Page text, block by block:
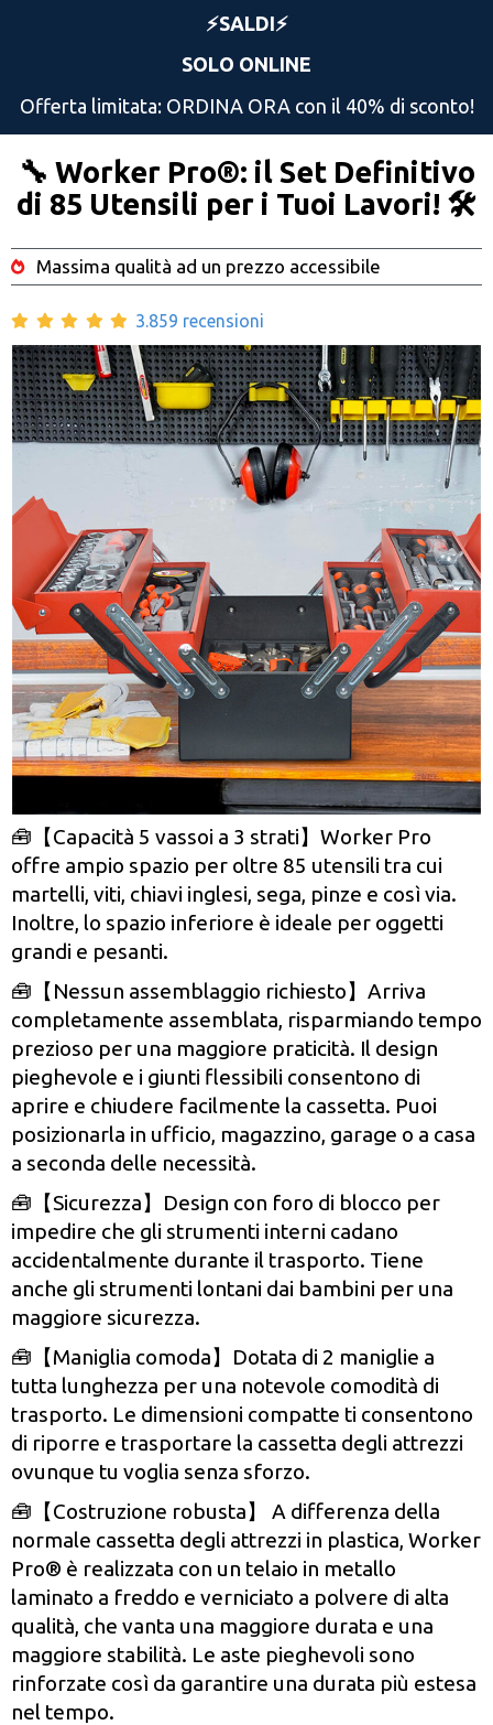
⚡️SALDI⚡️
SOLO ONLINE
Offerta limitata: ORDINA ORA con il 40% di sconto!
🔧 Worker Pro®: il Set Definitivo
di 85 Utensili per i Tuoi Lavori! 🛠️
Massima qualità ad un prezzo accessibile
3.859 recensioni
🧰【Capacità 5 vassoi a 3 strati】Worker Pro
offre ampio spazio per oltre 85 utensili tra cui
martelli, viti, chiavi inglesi, sega, pinze e così via.
Inoltre, lo spazio inferiore è ideale per oggetti
grandi e pesanti.
🧰【Nessun assemblaggio richiesto】Arriva
completamente assemblata, risparmiando tempo
prezioso per una maggiore praticità. Il design
pieghevole e i giunti flessibili consentono di
aprire e chiudere facilmente la cassetta. Puoi
posizionarla in ufficio, magazzino, garage o a casa
a seconda delle necessità.
🧰【Sicurezza】Design con foro di blocco per
impedire che gli strumenti interni cadano
accidentalmente durante il trasporto. Tiene
anche gli strumenti lontani dai bambini per una
maggiore sicurezza.
🧰【Maniglia comoda】Dotata di 2 maniglie a
tutta lunghezza per una notevole comodità di
trasporto. Le dimensioni compatte ti consentono
di riporre e trasportare la cassetta degli attrezzi
ovunque tu voglia senza sforzo.
🧰【Costruzione robusta】 A differenza della
normale cassetta degli attrezzi in plastica, Worker
Pro® è realizzata con un telaio in metallo
laminato a freddo e verniciato a polvere di alta
qualità, che vanta una maggiore durata e una
maggiore stabilità. Le aste pieghevoli sono
rinforzate così da garantire una durata più estesa
nel tempo.